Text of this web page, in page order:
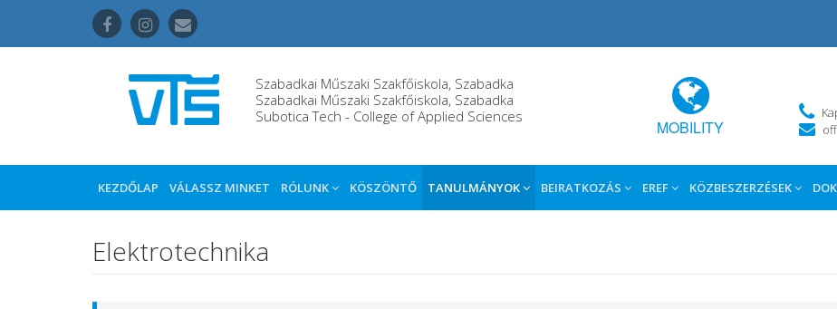
Szabadkai Műszaki Szakfőiskola, Szabadka
Szabadkai Műszaki Szakfőiskola, Szabadka
Subotica Tech - College of Applied Sciences
MOBILITY
KEZDŐLAP VÁLASSZ MINKET RÓLUNK KÖSZÖNTŐ TANULMÁNYOK BEIRATKOZÁS EREF KÖZBESZERZÉSEK
Elektrotechnika